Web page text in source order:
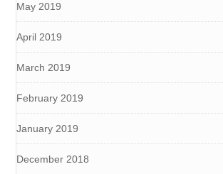
May 2019
April 2019
March 2019
February 2019
January 2019
December 2018